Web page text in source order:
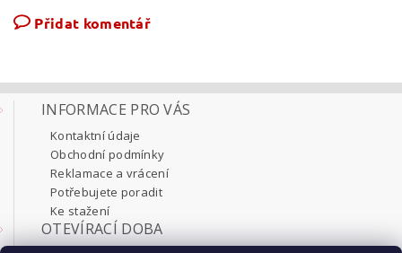
Přidat komentář
INFORMACE PRO VÁS
Kontaktní údaje
Obchodní podmínky
Reklamace a vrácení
Potřebujete poradit
Ke stažení
OTEVÍRACÍ DOBA